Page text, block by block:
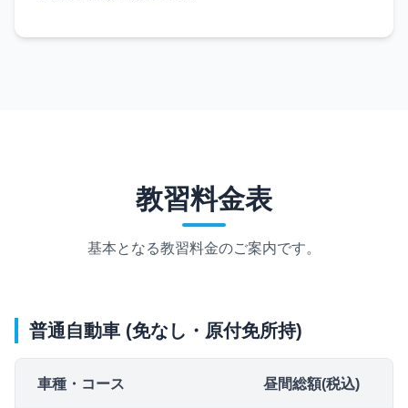
教習料金表
基本となる教習料金のご案内です。
普通自動車 (免なし・原付免所持)
車種・コース 昼間総額(税込)